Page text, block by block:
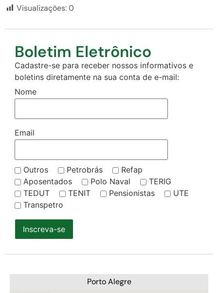
Visualizações:0
Boletim Eletrônico
Cadastre-se para receber nossos informativos e
boletins diretamente na sua conta de e-mail:
Nome
Email
Outros Petrobrás
Refap
Aposentados
Polo Naval
TERIG
TEDUT
TENIT Pensionistas
UTE
Transpetro
Inscreva-se
Porto Alegre